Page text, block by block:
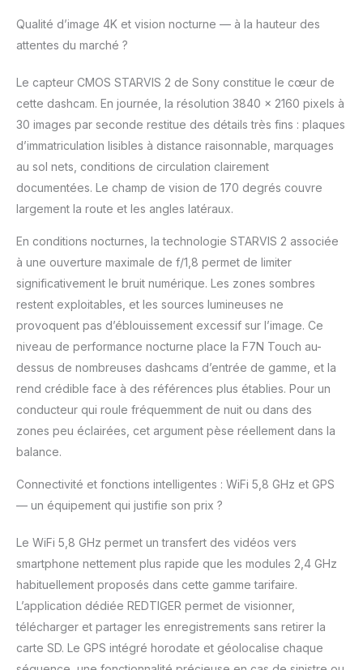
également dotée d'un
utilisation d'une seule
touche pour des
fonctions telles que le
verrouillage des
images d'urgence,
l'activation du Wi-Fi et
panoramiques le long
de votre itinéraire.
des boutons physiques
afin d'intégrer plusieurs
méthodes de contrôle
[GPS Intégré et Wi-Fi
utilisateurs d'Android et
d'iOS peuvent
télécharger
l'application Redtiger
Cam pour se connecter
via Wi-Fi, la bande 5,8
GHz offrant des
impressionnantes de
20 Mo/s. Cette
permet d'accéder
séquences
enregistrées pour les
lire sur des appareils
mobiles, ce qui vous
permet de partager
votre expérience de
Qualité d’image 4K et vision nocturne — à la hauteur des
attentes du marché ?
Le capteur CMOS STARVIS 2 de Sony constitue le cœur de
cette dashcam. En journée, la résolution 3840 x 2160 pixels à
30 images par seconde restitue des détails très fins : plaques
d’immatriculation lisibles à distance raisonnable, marquages
au sol nets, conditions de circulation clairement
documentées. Le champ de vision de 170 degrés couvre
largement la route et les angles latéraux.
En conditions nocturnes, la technologie STARVIS 2 associée
à une ouverture maximale de f/1,8 permet de limiter
significativement le bruit numérique. Les zones sombres
restent exploitables, et les sources lumineuses ne
provoquent pas d’éblouissement excessif sur l’image. Ce
niveau de performance nocturne place la F7N Touch au-
dessus de nombreuses dashcams d’entrée de gamme, et la
rend crédible face à des références plus établies. Pour un
conducteur qui roule fréquemment de nuit ou dans des
zones peu éclairées, cet argument pèse réellement dans la
balance.
Connectivité et fonctions intelligentes : WiFi 5,8 GHz et GPS
— un équipement qui justifie son prix ?
Le WiFi 5,8 GHz permet un transfert des vidéos vers
smartphone nettement plus rapide que les modules 2,4 GHz
habituellement proposés dans cette gamme tarifaire.
L’application dédiée REDTIGER permet de visionner,
télécharger et partager les enregistrements sans retirer la
carte SD. Le GPS intégré horodate et géolocalise chaque